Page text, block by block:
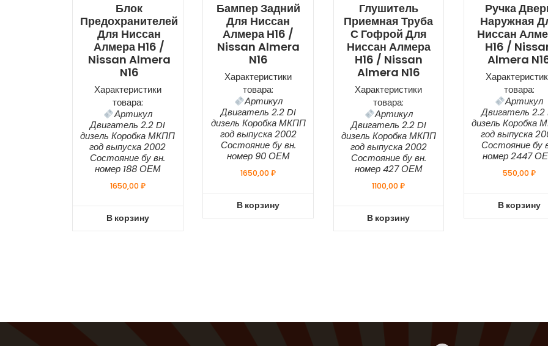
Блок
Предохранителей
Для Ниссан
Алмера Н16 /
Nissan Almera
N16
Характеристики
товара:
Артикул
Двигатель 2.2 DI
дизель Коробка МКПП
год выпуска 2002
Состояние бу вн.
номер 188 ОЕМ
1650,00₽
В корзину
Бампер Задний
Для Ниссан
Алмера Н16 /
Nissan Almera
N16
Характеристики
товара:
Артикул
Двигатель 2.2 DI
дизель Коробка МКПП
год выпуска 2002
Состояние бу вн.
номер 90 ОЕМ
1650,00₽
В корзину
Глушитель
Приемная Труба
С Гофрой Для
Ниссан Алмера
Н16 / Nissan
Almera N16
Характеристики
товара:
Артикул
Двигатель 2.2 DI
дизель Коробка МКПП
год выпуска 2002
Состояние бу вн.
номер 427 ОЕМ
1100,00₽
В корзину
Ручка
Наружная
Ниссан
Н16 /
Almera
товара:
Артикул
Двигатель 2.2
дизель Коробка
год выпуска
Состояние бу
номер 2447
550,00₽
В корзину